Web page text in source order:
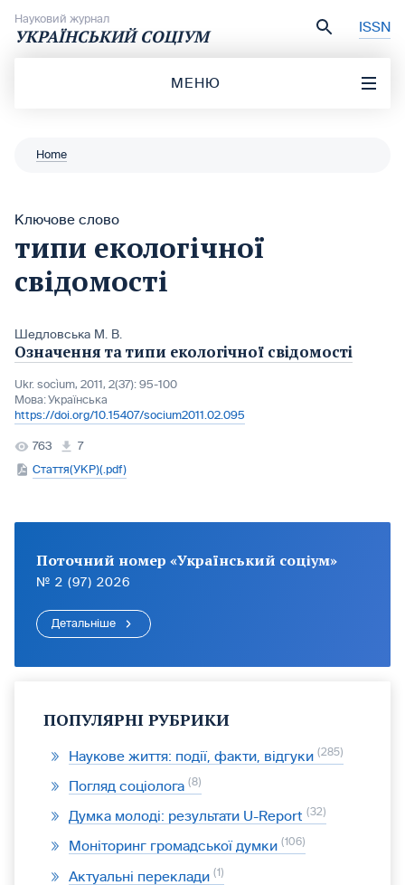
Науковий журнал
УКРАЇНСЬКИЙ СОЦІУМ ISSN
МЕНЮ
Home
Ключове слово
типи екологічної
свідомості
Шедловська М. В.
Означення та типи екологічної свідомості
Ukr. socìum, 2011, 2(37): 95-100
Мова:Українська
https://doi.org/10.15407/socium2011.02.095
763
7
Стаття(УКР)(.pdf)
Поточний номер «Український соціум»
№ 2 (97) 2026
Детальніше
ПОПУЛЯРНІ РУБРИКИ
Наукове життя: події, факти, відгуки 285
Погляд соціолога 8
Думка молоді: результати U-Report 32
Моніторинг громадської думки 106
Актуальні переклади 1